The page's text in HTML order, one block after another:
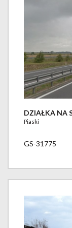
DZIAŁKA NA
Piaski
GS-31775